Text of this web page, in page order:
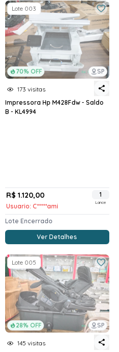
70% OFF SP
Lote 003
173 visitas
Impressora Hp M428Fdw - Saldo
B - KL4994
R$ 1.120,00
Usuario: C*****ami
1
Lance
Lote Encerrado
Ver Detalhes
28% OFF SP
Lote 005
145 visitas